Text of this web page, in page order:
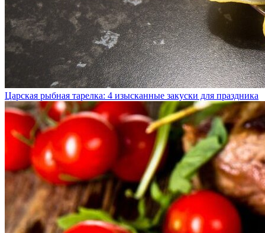
Царская рыбная тарелка: 4 изысканные закуски для праздника